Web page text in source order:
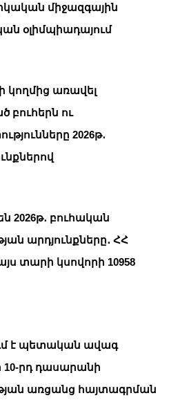
միջազգային
օլիմպիադայում
կողմից առավել
բուհերն ու
2026թ․
2026թ․ բուհական
արդյունքները․ ՀՀ
տարի կսովորի 10958
է պետական ավագ
10-րդ դասարանի
առցանց հայտագրման